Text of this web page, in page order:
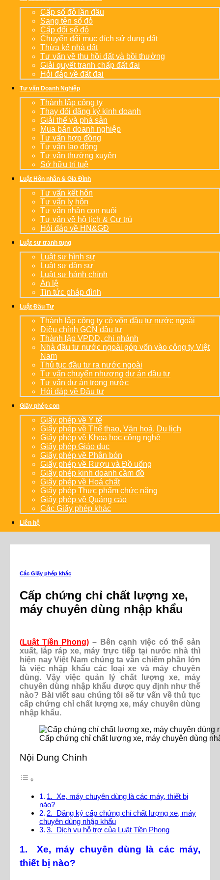
Cấp sổ đỏ lần đầu
Sang tên sổ đỏ
Cấp đổi sổ đỏ
Chuyển đổi mục đích sử dụng đất
Thừa kế nhà đất
Tư vấn về thu hồi đất và bồi thường
Giải quyết tranh chấp đất đai
Hỏi đáp về đất đai
Tư vấn Doanh Nghiệp
Thành lập công ty
Thay đổi đăng ký kinh doanh
Giải thể và phá sản
Mua bán doanh nghiệp
Tư vấn hợp đồng
Tư vấn lao động
Tư vấn thường xuyên
Sở hữu trí tuệ
Luật Hôn nhân & Gia Đình
Tư vấn kết hôn
Tư vấn ly hôn
Tư vấn nhận con nuôi
Tư vấn về hộ tịch & Cư trú
Hỏi đáp về HN&GĐ
Luật sư tranh tụng
Luật sư hình sự
Luật sư dân sự
Luật sư hành chính
Án lệ
Tin tức pháp đình
Luật Đầu Tư
Thành lập công ty có vốn đầu tư nước ngoài
Điều chỉnh GCN đầu tư
Thành lập VPDD, chi nhánh
Nhà đầu tư nước ngoài góp vốn vào công ty Việt
Nam
Thủ tục đầu tư ra nước ngoài
Tư vấn chuyển nhượng dự án đầu tư
Tư vấn dự án trong nước
Hỏi đáp về Đầu tư
Giấy phép con
Giấy phép về Y tế
Giấy phép về Thể thao, Văn hoá, Du lịch
Giấy phép về Khoa học công nghệ
Giấy phép Giáo dục
Giấy phép về Phân bón
Giấy phép về Rượu và Đồ uống
Giấy phép kinh doanh cầm đồ
Giấy phép về Hoá chất
Giấy phép Thực phẩm chức năng
Giấy phép về Quảng cáo
Các Giấy phép khác
Liên hệ
Các Giấy phép khác
Cấp chứng chỉ chất lượng xe,
máy chuyên dùng nhập khẩu
(Luật Tiền Phong) – Bên cạnh việc có thể sản
xuất, lắp ráp xe, máy trực tiếp tại nước nhà thì
hiện nay Việt Nam chúng ta vẫn chiếm phần lớn
là việc nhập khẩu các loại xe và máy chuyên
dùng. Vậy việc quản lý chất lượng xe, máy
chuyên dùng nhập khẩu được quy định như thế
nào? Bài viết sau chúng tôi sẽ tư vấn về thủ tục
cấp chứng chỉ chất lượng xe, máy chuyên dùng
nhập khẩu.
Cấp chứng chỉ chất lượng xe, máy chuyên dùng
Nội Dung Chính
1. Xe, máy chuyên dùng là các máy, thiết bị
nào?
2. Đăng ký cấp chứng chỉ chất lượng xe, máy
chuyên dùng nhập khẩu
3. Dịch vụ hỗ trợ của Luật Tiền Phong
1. Xe, máy chuyên dùng là các máy,
thiết bị nào?